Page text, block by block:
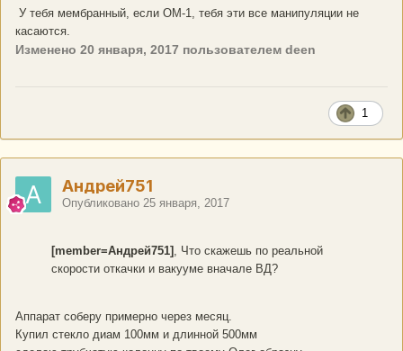
У тебя мембранный, если ОМ-1, тебя эти все манипуляции не
касаются.
Изменено 20 января, 2017 пользователем deen
1
Андрей751
Опубликовано 25 января, 2017
[member=Андрей751] , Что скажешь по реальной
скорости откачки и вакууме вначале ВД?
Аппарат соберу примерно через месяц.
Купил стекло диам 100мм и длинной 500мм